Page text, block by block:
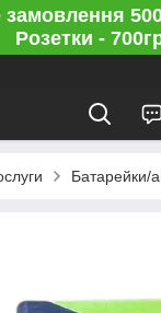
замовлення
Розетки -
Батарейки/